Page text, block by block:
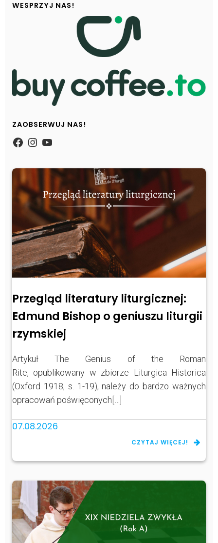
WESPRZYJ NAS!
ZAOBSERWUJ NAS!
https://www.facebook.com/
Instagram
YouTube
Przegląd literatury liturgicznej:
Edmund Bishop o geniuszu liturgii
rzymskiej
Artykuł The Genius of the Roman
Rite, opublikowany w zbiorze Liturgica Historica
(Oxford 1918, s. 1-19), należy do bardzo ważnych
opracowań poświęconych[…]
07.08.2026
CZYTAJ WIĘCEJ!